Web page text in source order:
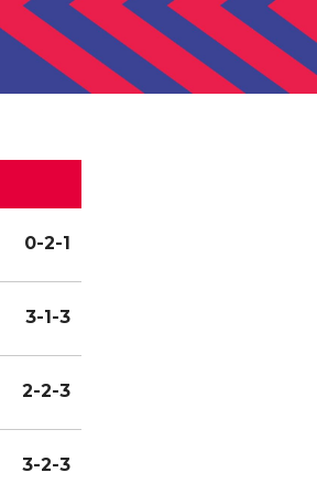
0-2-1
3-1-3
2-2-3
3-2-3